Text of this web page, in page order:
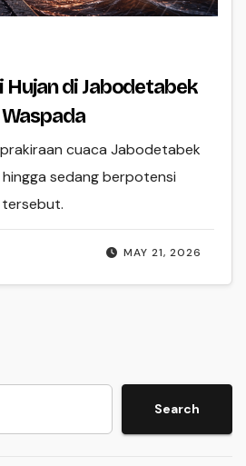
Hujan di Jabodetabek
MAY 21, 2026
prakiraan cuaca Jabodetabek
hingga sedang berpotensi
tersebut.
Search